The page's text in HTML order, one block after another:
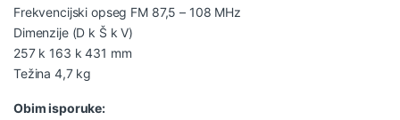
Frekvencijski opseg FM 87,5 – 108 MHz
Dimenzije (D k Š k V)
257 k 163 k 431 mm
Težina 4,7 kg
Obim isporuke: